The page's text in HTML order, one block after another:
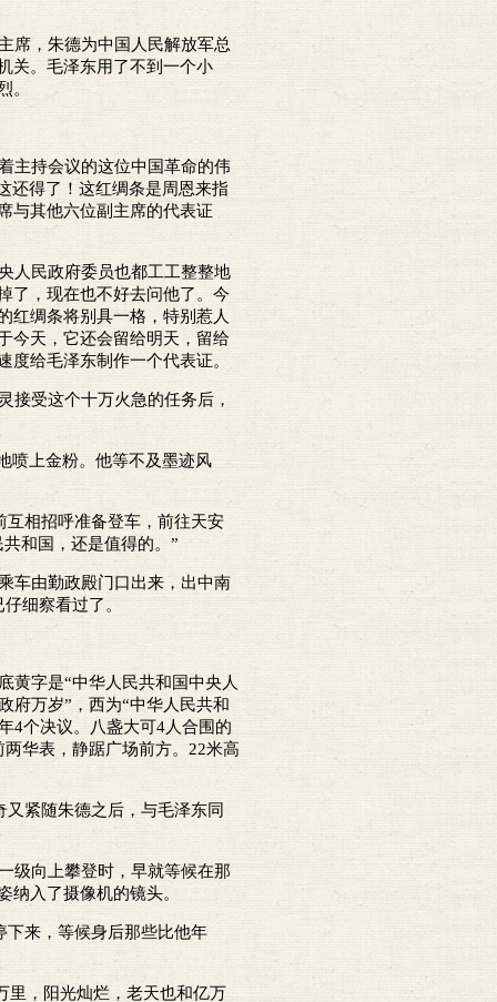
席，朱德为中国人民解放军总
关。毛泽东用了不到一个小
。
主持会议的这位中国革命的伟
还得了！这红绸条是周恩来指
与其他六位副主席的代表证
人民政府委员也都工工整整地
了，现在也不好去问他了。今
红绸条将别具一格，特别惹人
今天，它还会留给明天，留给
给毛泽东制作一个代表证。
受这个十万火急的任务后，
喷上金粉。他等不及墨迹风
相招呼准备登车，前往天安
和国，还是值得的。”
车由勤政殿门口出来，出中南
细察看过了。
字是“中华人民共和国中央人
府万岁”，西为“中华人民共和
4个决议。八盏大可4人合围的
华表，静踞广场前方。22米高
紧随朱德之后，与毛泽东同
级向上攀登时，早就等候在那
入了摄像机的镜头。
来，等候身后那些比他年
，阳光灿烂，老天也和亿万